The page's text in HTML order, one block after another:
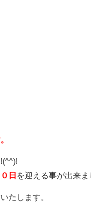
日 を迎える事が出来ま
たします。